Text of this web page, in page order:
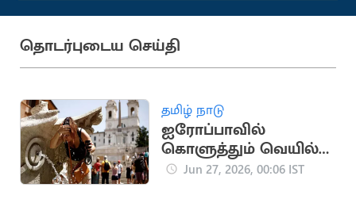
தொடர்புடைய செய்தி
தமிழ் நாடு
ஐரோப்பாவில்
கொளுத்தும் வெயில்:
வெப்ப அலையால் 260
Jun 27, 2026, 00:06 IST